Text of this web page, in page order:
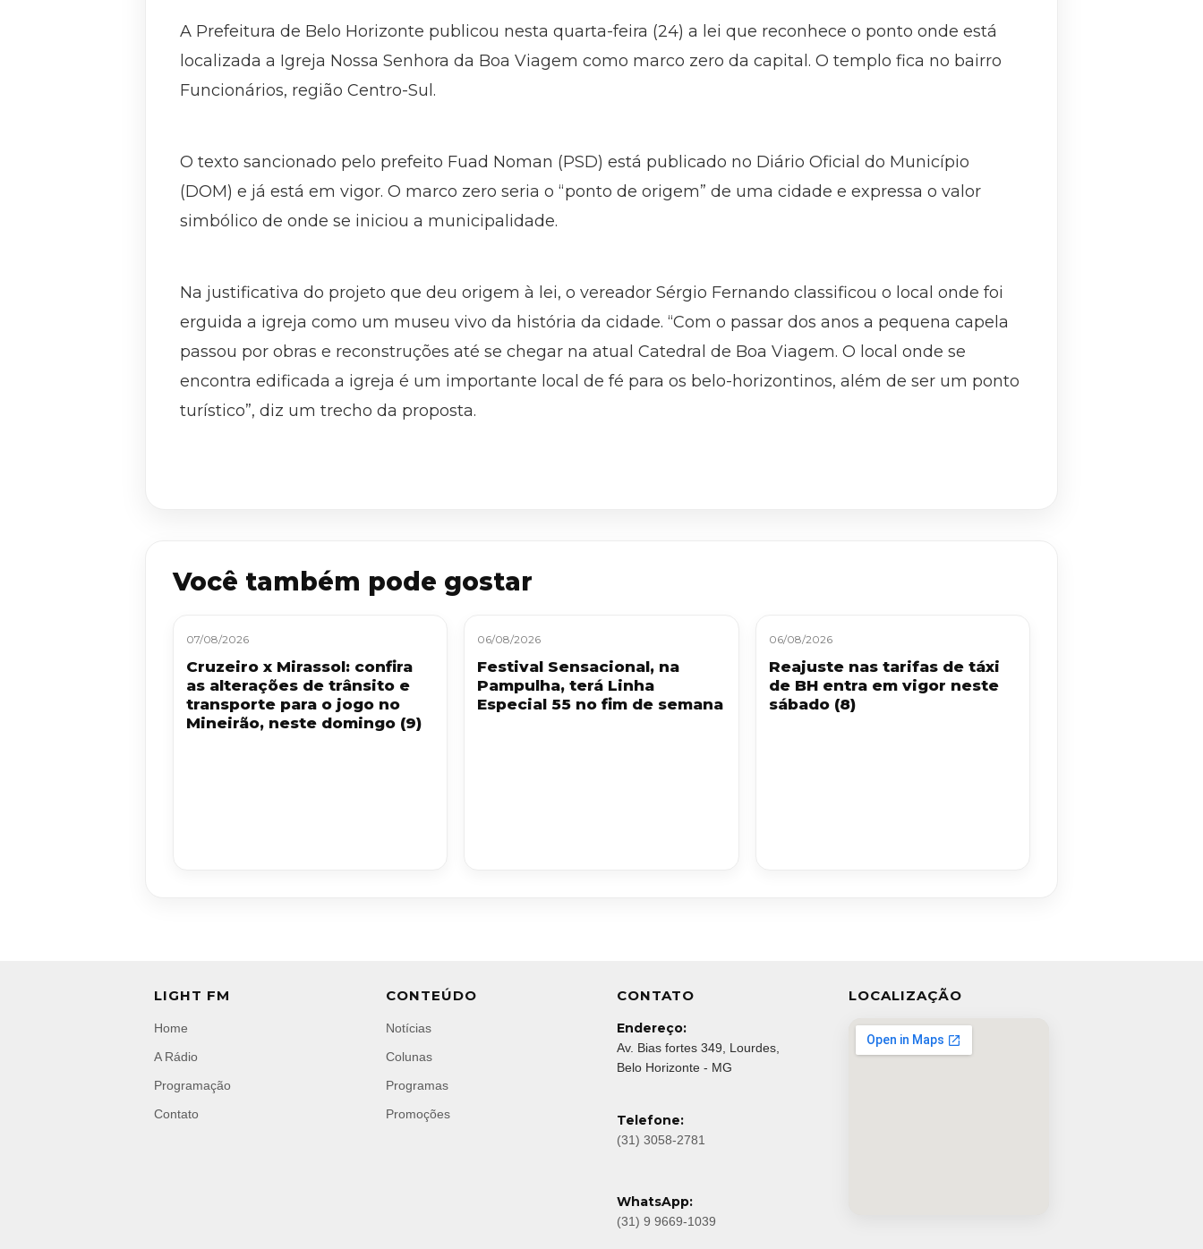
A Prefeitura de Belo Horizonte publicou nesta quarta-feira (24) a lei que reconhece o ponto onde está
localizada a Igreja Nossa Senhora da Boa Viagem como marco zero da capital. O templo fica no bairro
Funcionários, região Centro-Sul.
O texto sancionado pelo prefeito Fuad Noman (PSD) está publicado no Diário Oficial do Município
(DOM) e já está em vigor. O marco zero seria o “ponto de origem” de uma cidade e expressa o valor
simbólico de onde se iniciou a municipalidade.
Na justificativa do projeto que deu origem à lei, o vereador Sérgio Fernando classificou o local onde foi
erguida a igreja como um museu vivo da história da cidade. “Com o passar dos anos a pequena capela
passou por obras e reconstruções até se chegar na atual Catedral de Boa Viagem. O local onde se
encontra edificada a igreja é um importante local de fé para os belo-horizontinos, além de ser um ponto
turístico”, diz um trecho da proposta.
Você também pode gostar
07/08/2026
Cruzeiro x Mirassol: confira
as alterações de trânsito e
transporte para o jogo no
Mineirão, neste domingo (9)
06/08/2026
Festival Sensacional, na
Pampulha, terá Linha
Especial 55 no fim de semana
06/08/2026
Reajuste nas tarifas de táxi
de BH entra em vigor neste
sábado (8)
LIGHT FM
Home
A Rádio
Programação
Contato
CONTEÚDO
Notícias
Colunas
Programas
Promoções
CONTATO
Endereço:
Av. Bias fortes 349, Lourdes,
Belo Horizonte - MG
Telefone:
(31) 3058-2781
WhatsApp:
(31) 9 9669-1039
LOCALIZAÇÃO